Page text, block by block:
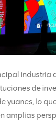
industria
de
yuanes, lo
amplias